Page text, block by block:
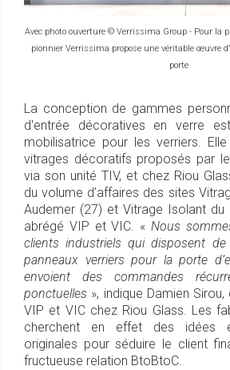
Avec photo ouverture © Verrissima Group - Pour la
pionnier Verrissima propose une véritable œuvre
porte
La conception de gammes
d'entrée décoratives en verre
mobilisatrice pour les verriers.
vitrages décoratifs proposés par
via son unité TIV, et chez Riou
du volume d’affaires des sites
Audemer (27) et Vitrage Isolant du
abrégé VIP et VIC. « Nous
clients industriels qui disposent
panneaux verriers pour la porte
envoient des commandes
ponctuelles », indique Damien
VIP et VIC chez Riou Glass. Les
cherchent en effet des idées
originales pour séduire le client
fructueuse relation BtoBtoC.